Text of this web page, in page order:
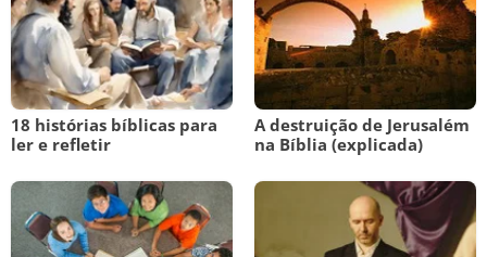
18 histórias bíblicas para
ler e refletir
A destruição de Jerusalém
na Bíblia (explicada)